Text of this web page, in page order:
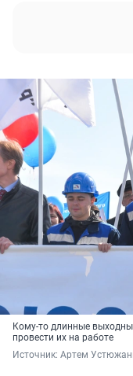
Кому-то длинные
провести их на работе
Источник: Артем